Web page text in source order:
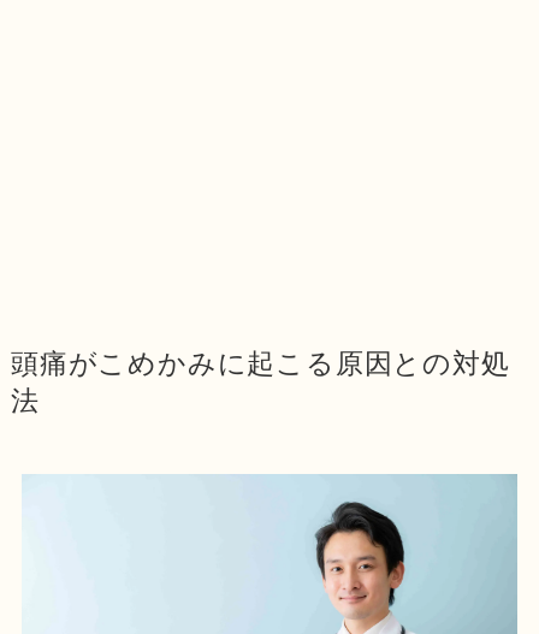
頭痛がこめかみに起こる原因との対処
法